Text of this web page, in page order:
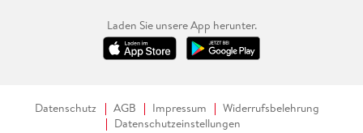
Laden Sie unsere App herunter.
Datenschutz AGB Impressum
Widerrufsbelehrung
Datenschutzeinstellungen